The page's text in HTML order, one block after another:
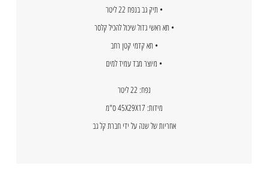
• תיק גב בנפח 22 ליטר
• תא ראשי גדול שיכול להכיל קלסר
• תא קדמי קטן רחב
• מיוצר מבד עמיד למים
נפח: 22 ליטר
מידות: 45X29X17 ס"מ
אחריות של שנה על ידי חברת קל גב